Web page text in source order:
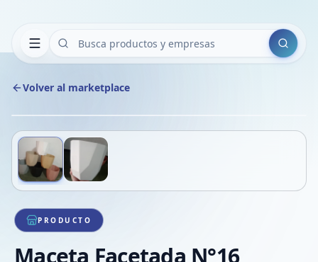
Buscar
Volver al marketplace
1/2
PRODUCTO
Maceta Facetada N°16